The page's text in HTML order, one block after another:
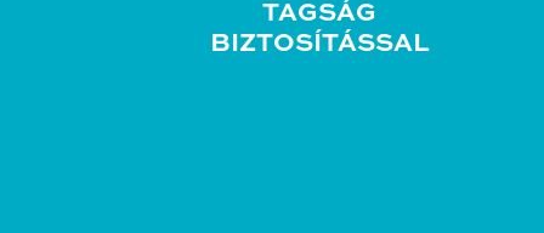
TAGSÁG
BIZTOSÍTÁSSAL